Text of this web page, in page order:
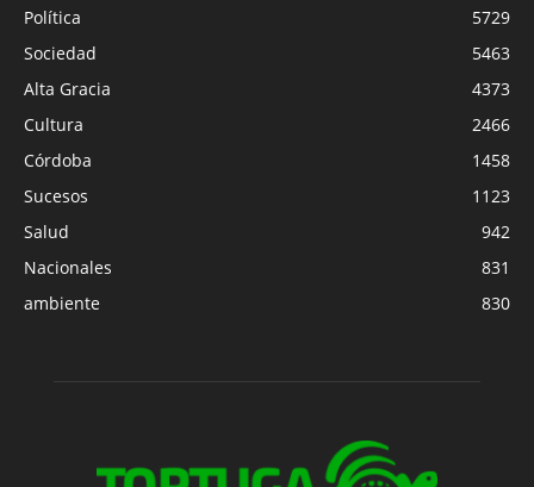
Política
5729
Sociedad
5463
Alta Gracia
4373
Cultura
2466
Córdoba
1458
Sucesos
1123
Salud
942
Nacionales
831
ambiente
830